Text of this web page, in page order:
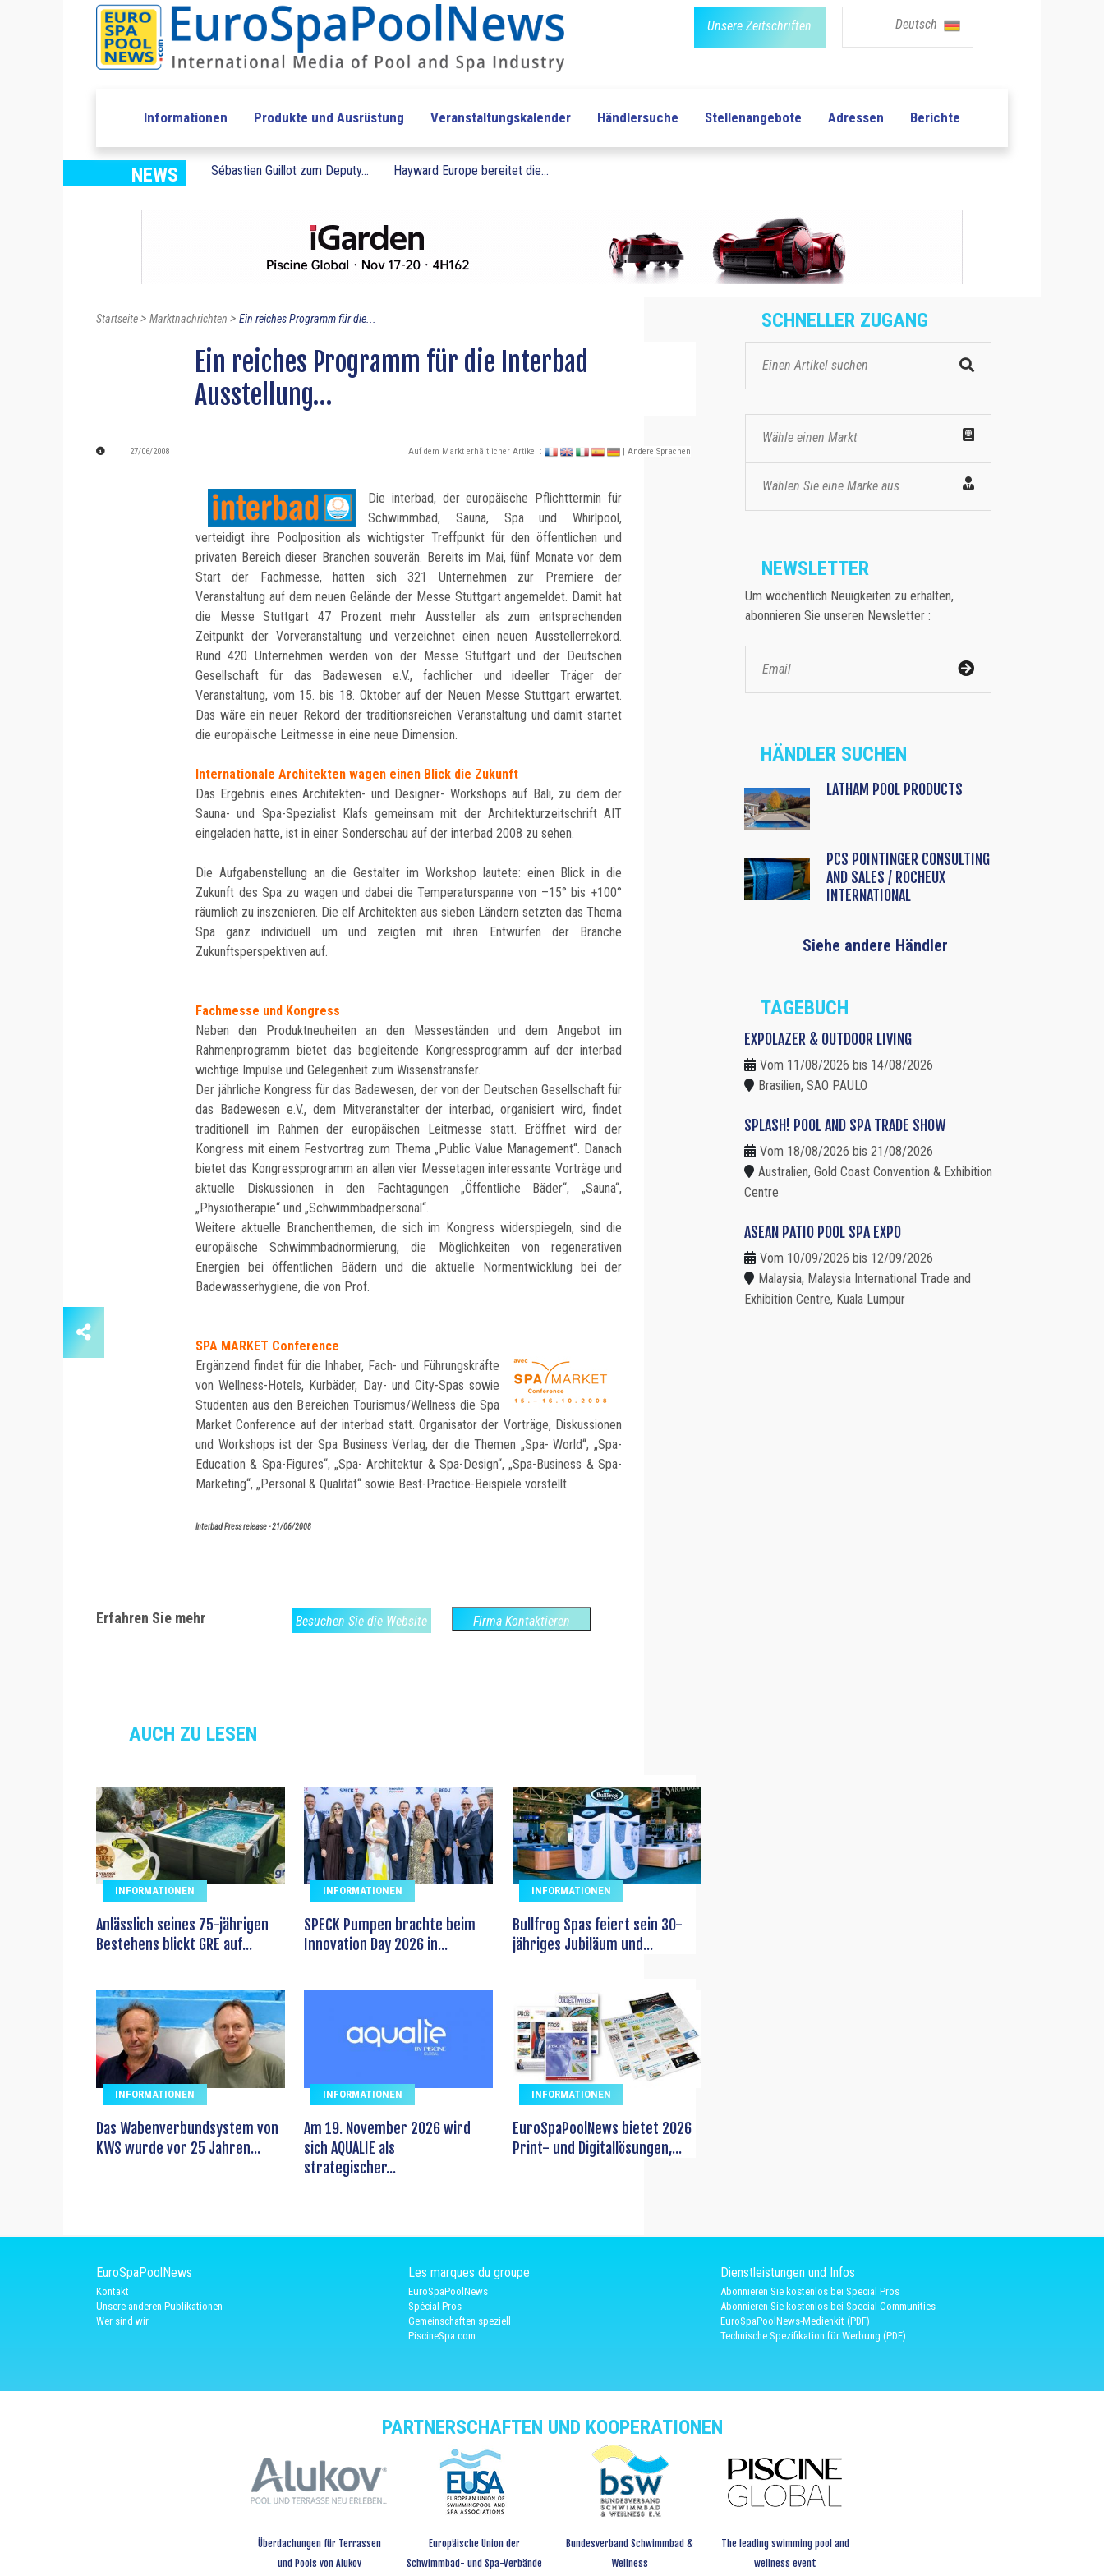
Unsere Zeitschriften Deutsch
Informationen Produkte und Ausrüstung Veranstaltungskalender Händlersuche Stellenangebote Adressen Berichte
NEWS Sébastien Guillot zum Deputy... Hayward Europe bereitet die...
Startseite> Marktnachrichten > Ein reiches Programm für die...
Ein reiches Programm für die Interbad
Ausstellung…
27/06/2008 Auf dem Markt erhältlicher Artikel : | Andere Sprachen
Die interbad, der europäische Pflichttermin für
Schwimmbad, Sauna, Spa und Whirlpool,
verteidigt ihre Poolposition als wichtigster Treffpunkt für den öffentlichen und
privaten Bereich dieser Branchen souverän. Bereits im Mai, fünf Monate vor dem
Start der Fachmesse, hatten sich 321 Unternehmen zur Premiere der
Veranstaltung auf dem neuen Gelände der Messe Stuttgart angemeldet. Damit hat
die Messe Stuttgart 47 Prozent mehr Aussteller als zum entsprechenden
Zeitpunkt der Vorveranstaltung und verzeichnet einen neuen Ausstellerrekord.
Rund 420 Unternehmen werden von der Messe Stuttgart und der Deutschen
Gesellschaft für das Badewesen e.V., fachlicher und ideeller Träger der
Veranstaltung, vom 15. bis 18. Oktober auf der Neuen Messe Stuttgart erwartet.
Das wäre ein neuer Rekord der traditionsreichen Veranstaltung und damit startet
die europäische Leitmesse in eine neue Dimension.
Internationale Architekten wagen einen Blick die Zukunft
Das Ergebnis eines Architekten- und Designer- Workshops auf Bali, zu dem der
Sauna- und Spa-Spezialist Klafs gemeinsam mit der Architekturzeitschrift AIT
eingeladen hatte, ist in einer Sonderschau auf der interbad 2008 zu sehen.
Die Aufgabenstellung an die Gestalter im Workshop lautete: einen Blick in die
Zukunft des Spa zu wagen und dabei die Temperaturspanne von –15° bis +100°
räumlich zu inszenieren. Die elf Architekten aus sieben Ländern setzten das Thema
Spa ganz individuell um und zeigten mit ihren Entwürfen der Branche
Zukunftsperspektiven auf.
Fachmesse und Kongress
Neben den Produktneuheiten an den Messeständen und dem Angebot im
Rahmenprogramm bietet das begleitende Kongressprogramm auf der interbad
wichtige Impulse und Gelegenheit zum Wissenstransfer.
Der jährliche Kongress für das Badewesen, der von der Deutschen Gesellschaft für
das Badewesen e.V., dem Mitveranstalter der interbad, organisiert wird, findet
traditionell im Rahmen der europäischen Leitmesse statt. Eröffnet wird der
Kongress mit einem Festvortrag zum Thema „Public Value Management“. Danach
bietet das Kongressprogramm an allen vier Messetagen interessante Vorträge und
aktuelle Diskussionen in den Fachtagungen „Öffentliche Bäder“, „Sauna“,
„Physiotherapie“ und „Schwimmbadpersonal“.
Weitere aktuelle Branchenthemen, die sich im Kongress widerspiegeln, sind die
europäische Schwimmbadnormierung, die Möglichkeiten von regenerativen
Energien bei öffentlichen Bädern und die aktuelle Normentwicklung bei der
Badewasserhygiene, die von Prof.
SPA MARKET Conference
Ergänzend findet für die Inhaber, Fach- und Führungskräfte
von Wellness-Hotels, Kurbäder, Day- und City-Spas sowie
Studenten aus den Bereichen Tourismus/Wellness die Spa
Market Conference auf der interbad statt. Organisator der Vorträge, Diskussionen
und Workshops ist der Spa Business Verlag, der die Themen „Spa- World“, „Spa-
Education & Spa-Figures“, „Spa- Architektur & Spa-Design“, „Spa-Business & Spa-
Marketing“, „Personal & Qualität“ sowie Best-Practice-Beispiele vorstellt.
Interbad Press release - 21/06/2008
Erfahren Sie mehr Besuchen Sie die Website Firma Kontaktieren
AUCH ZU LESEN
INFORMATIONEN
Anlässlich seines 75-jährigen
Bestehens blickt GRE auf...
INFORMATIONEN
SPECK Pumpen brachte beim
Innovation Day 2026 in...
INFORMATIONEN
Bullfrog Spas feiert sein 30-
jähriges Jubiläum und...
INFORMATIONEN
Das Wabenverbundsystem von
KWS wurde vor 25 Jahren...
INFORMATIONEN
Am 19. November 2026 wird
sich AQUALIE als
strategischer...
INFORMATIONEN
EuroSpaPoolNews bietet 2026
Print- und Digitallösungen,...
SCHNELLER ZUGANG
Wähle einen Markt
Wählen Sie eine Marke aus
NEWSLETTER
Um wöchentlich Neuigkeiten zu erhalten,
abonnieren Sie unseren Newsletter :
HÄNDLER SUCHEN
LATHAM POOL PRODUCTS
PCS POINTINGER CONSULTING
AND SALES / ROCHEUX
INTERNATIONAL
Siehe andere Händler
TAGEBUCH
EXPOLAZER & OUTDOOR LIVING
Vom 11/08/2026 bis 14/08/2026
Brasilien, SAO PAULO
SPLASH! POOL AND SPA TRADE SHOW
Vom 18/08/2026 bis 21/08/2026
Australien, Gold Coast Convention & Exhibition
Centre
ASEAN PATIO POOL SPA EXPO
Vom 10/09/2026 bis 12/09/2026
Malaysia, Malaysia International Trade and
Exhibition Centre, Kuala Lumpur
EuroSpaPoolNews
Kontakt
Unsere anderen Publikationen
Wer sind wir
Les marques du groupe
EuroSpaPoolNews
Spécial Pros
Gemeinschaften speziell
PiscineSpa.com
Dienstleistungen und Infos
Abonnieren Sie kostenlos bei Special Pros
Abonnieren Sie kostenlos bei Special Communities
EuroSpaPoolNews-Medienkit (PDF)
Technische Spezifikation für Werbung (PDF)
PARTNERSCHAFTEN UND KOOPERATIONEN
Überdachungen für Terrassen
und Pools von Alukov
Europäische Union der
Schwimmbad- und Spa-Verbände
Bundesverband Schwimmbad &
Wellness
The leading swimming pool and
wellness event